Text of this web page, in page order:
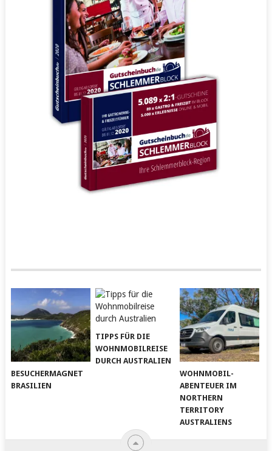
BESUCHERMAGNET
BRASILIEN
TIPPS FÜR DIE
WOHNMOBILREISE
DURCH AUSTRALIEN
WOHNMOBIL-
ABENTEUER IM
NORTHERN
TERRITORY
AUSTRALIENS